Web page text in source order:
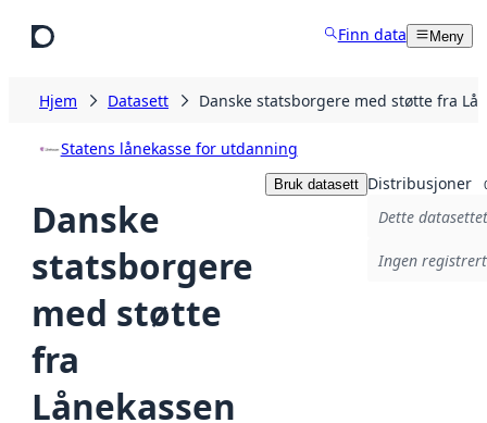
Finn data Meny
Hjem Datasett Danske statsborgere med støtte fra
Statens lånekasse for utdanning
Danske
statsborgere
med støtte
fra
Lånekassen
Bruk datasett Distribusjoner
Dette
Ingen